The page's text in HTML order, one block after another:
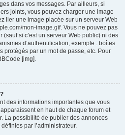
dans vos messages. Par ailleurs, si
joints, vous pouvez charger une image
lier une image placée sur un serveur Web
mon-image.gif. Vous ne pouvez pas
(sauf si c’est un serveur Web public) ni des
d’authentification, exemple : boîtes
protégés par un mot de passe, etc. Pour
[img].
des informations importantes que vous
en haut de chaque forum et
La possibilité de publier des annonces
par l’administrateur.